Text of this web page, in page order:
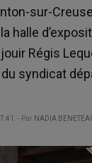
sur-
halle
Régis
syndicat
- Par NADIA BENETEAU